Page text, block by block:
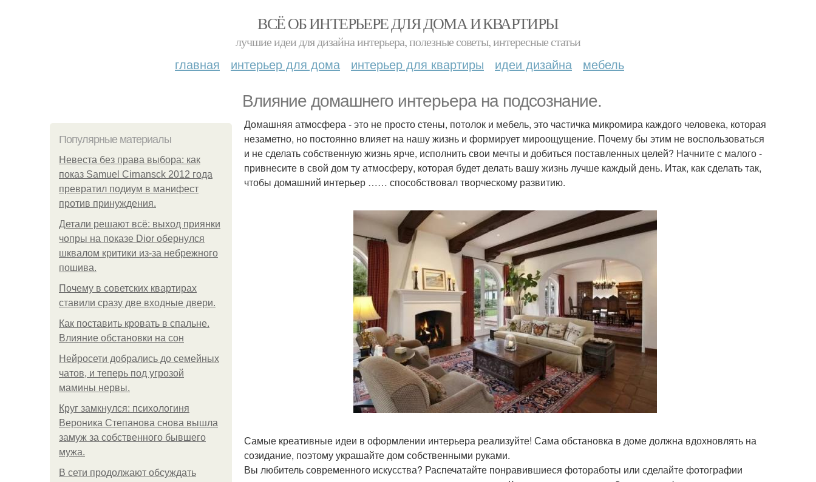
ВСЁ ОБ ИНТЕРЬЕРЕ ДЛЯ ДОМА И КВАРТИРЫ
лучшие идеи для дизайна интерьера, полезные советы, интересные статьи
главная интерьер для дома интерьер для квартиры идеи дизайна мебель
Влияние домашнего интерьера на подсознание.
Популярные материалы
Невеста без права выбора: как
показ Samuel Cirnansck 2012 года
превратил подиум в манифест
против принуждения.
Детали решают всё: выход приянки
чопры на показе Dior обернулся
шквалом критики из-за небрежного
пошива.
Почему в советских квартирах
ставили сразу две входные двери.
Как поставить кровать в спальне.
Влияние обстановки на сон
Нейросети добрались до семейных
чатов, и теперь под угрозой
мамины нервы.
Круг замкнулся: психологиня
Вероника Степанова снова вышла
замуж за собственного бывшего
мужа.
В сети продолжают обсуждать
Домашняя атмосфера - это не просто стены, потолок и мебель, это частичка микромира каждого человека, которая
незаметно, но постоянно влияет на нашу жизнь и формирует мироощущение. Почему бы этим не воспользоваться
и не сделать собственную жизнь ярче, исполнить свои мечты и добиться поставленных целей? Начните с малого -
привнесите в свой дом ту атмосферу, которая будет делать вашу жизнь лучше каждый день. Итак, как сделать так,
чтобы домашний интерьер …… способствовал творческому развитию.
Самые креативные идеи в оформлении интерьера реализуйте! Сама обстановка в доме должна вдохновлять на
созидание, поэтому украшайте дом собственными руками.
Вы любитель современного искусства? Распечатайте понравившиеся фотоработы или сделайте фотографии